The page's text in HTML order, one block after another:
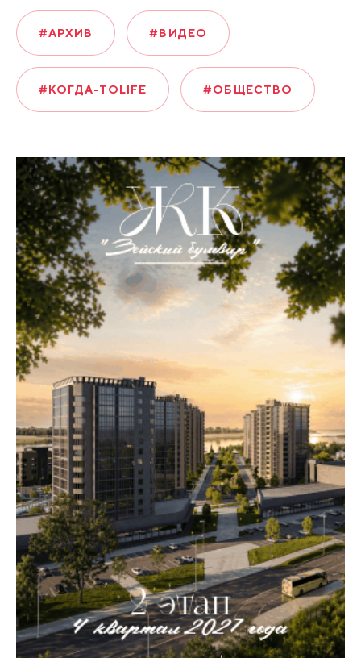
#АРХИВ #ВИДЕО
#КОГДА-ТОLIFE #ОБЩЕСТВО